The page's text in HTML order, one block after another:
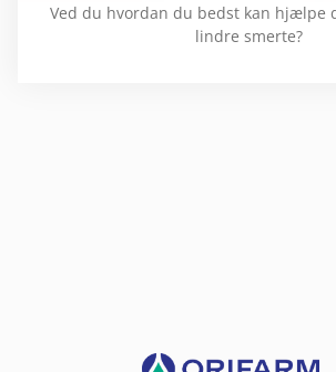
Ved du hvordan du bedst kan hjælpe
lindre smerte?